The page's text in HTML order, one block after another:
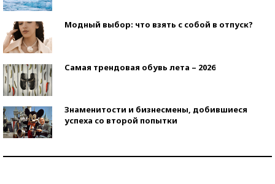
Модный выбор: что взять с собой в отпуск?
Самая трендовая обувь лета – 2026
Знаменитости и бизнесмены, добившиеся
успеха со второй попытки